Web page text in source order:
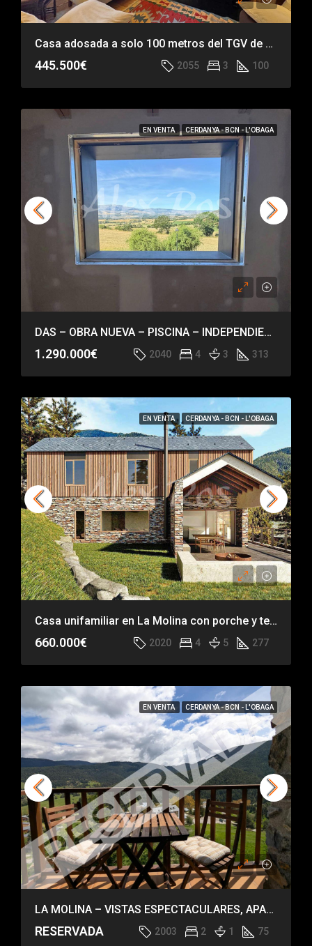
Casa adosada a solo 100 metros del TGV de La Masella
445.500€ 2055 3 100
EN VENTA CERDANYA - BCN - L'OBAGA
DAS – OBRA NUEVA – PISCINA – INDEPENDIENTE – HABITACIÓN EN PLANTA
1.290.000€ 2040 4 3 313
EN VENTA CERDANYA - BCN - L'OBAGA
Casa unifamiliar en La Molina con porche y terraza
660.000€ 2020 4 5 277
EN VENTA CERDANYA - BCN - L'OBAGA
LA MOLINA – VISTAS ESPECTACULARES, APARTAMENTO IMPECABLE
RESERVADA 2003 2 1 75